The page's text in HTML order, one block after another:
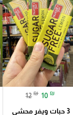
12 ₪ 10 ₪
3 حبات ويفر محشي